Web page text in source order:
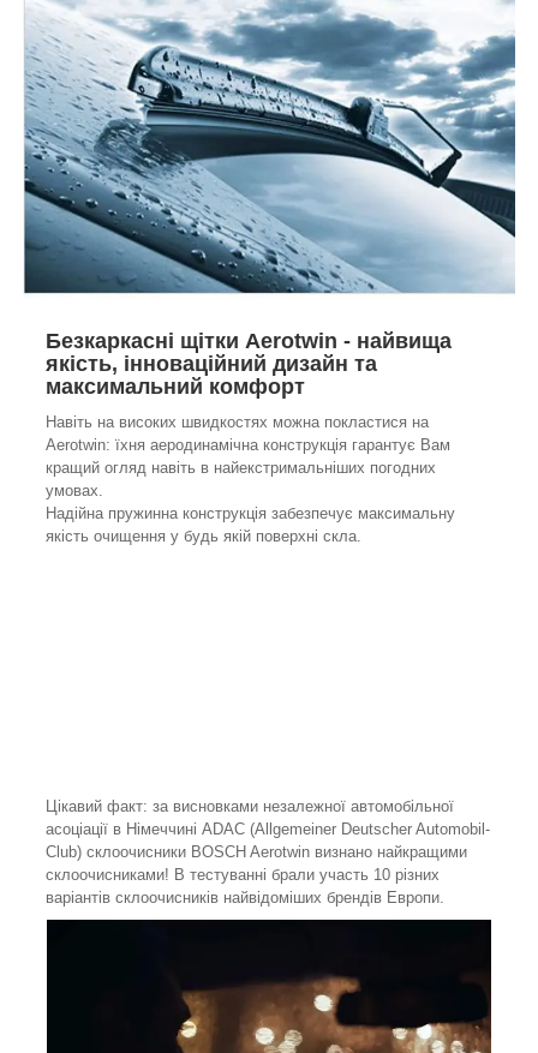
Безкаркасні щітки Aerotwin - найвища
якість, інноваційний дизайн та
максимальний комфорт
Навіть на високих швидкостях можна покластися на
Aerotwin: їхня аеродинамічна конструкція гарантує Вам
кращий огляд навіть в найекстримальніших погодних
умовах.
Надійна пружинна конструкція забезпечує максимальну
якість очищення у будь якій поверхні скла.
Цікавий факт: за висновками незалежної автомобільної
асоціації в Німеччині ADAC (Allgemeiner Deutscher Automobil-
Club) склоочисники BOSCH Aerotwin визнано найкращими
склоочисниками! В тестуванні брали участь 10 різних
варіантів склоочисників найвідоміших брендів Европи.